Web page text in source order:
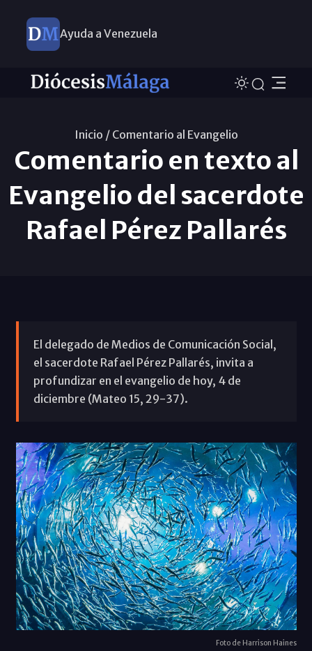
Ayuda a Venezuela
Inicio / Comentario al Evangelio
Comentario en texto al
Evangelio del sacerdote
Rafael Pérez Pallarés
El delegado de Medios de Comunicación Social,
el sacerdote Rafael Pérez Pallarés, invita a
profundizar en el evangelio de hoy, 4 de
diciembre (Mateo 15, 29-37).
Foto de Harrison Haines